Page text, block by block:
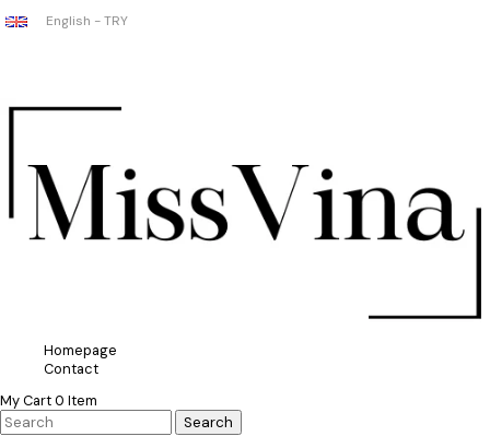
English - TRY
Homepage
Contact
My Cart0 Item